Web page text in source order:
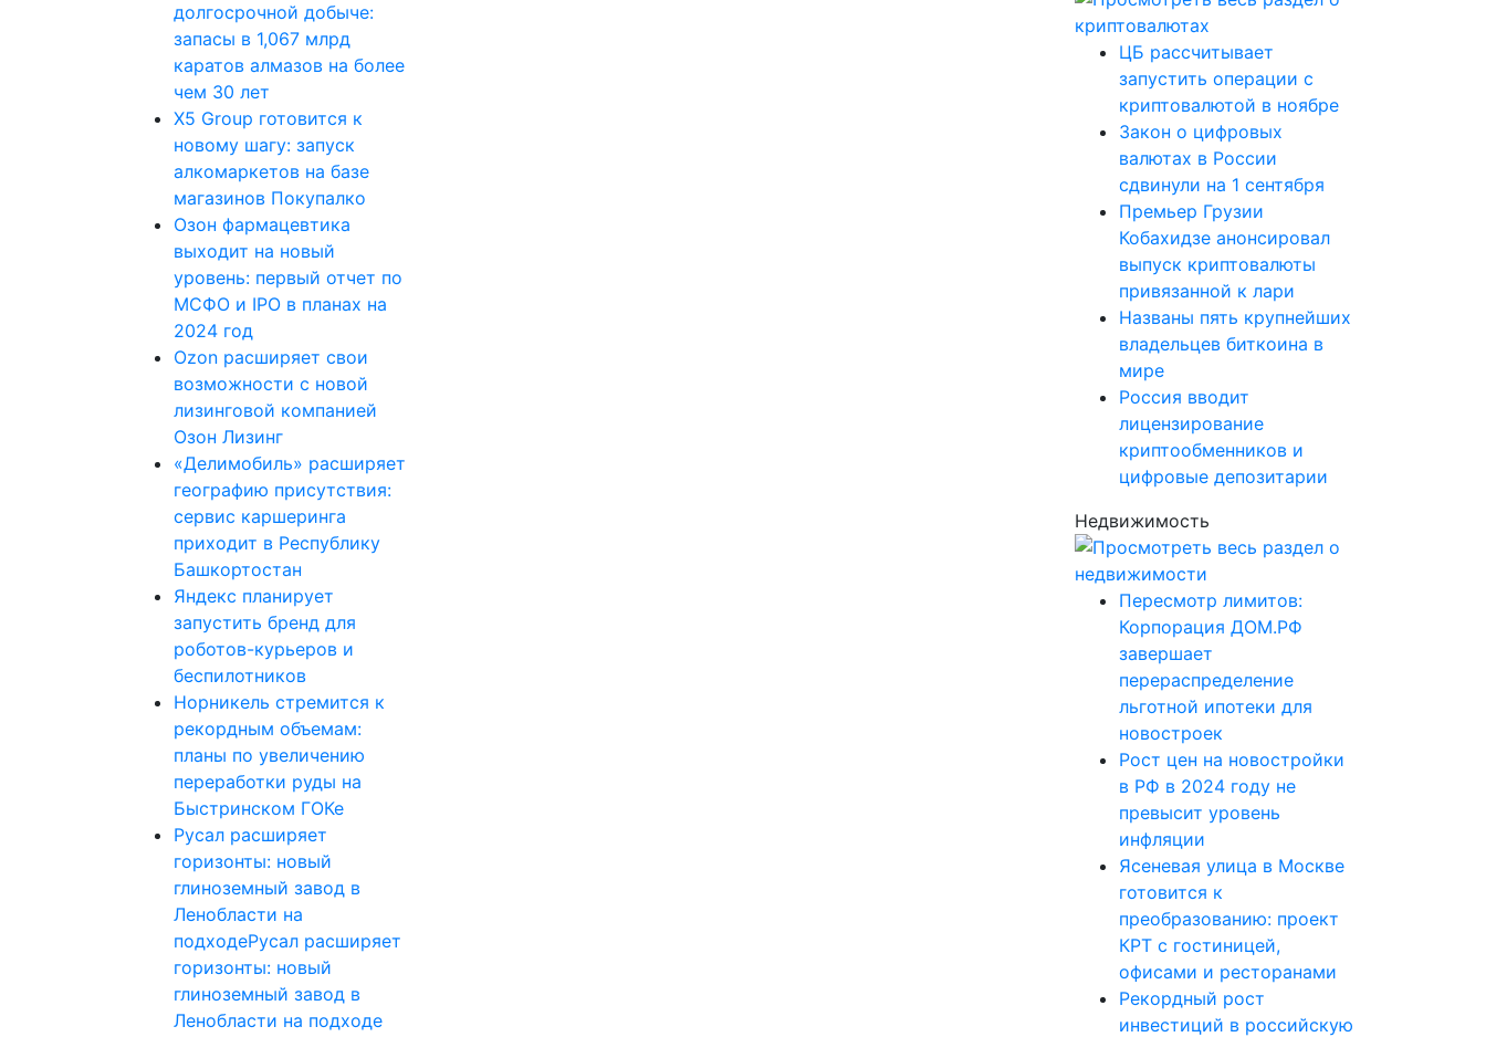
долгосрочной добыче:
запасы в 1,067 млрд
каратов алмазов на более
чем 30 лет
X5 Group готовится к
новому шагу: запуск
алкомаркетов на базе
магазинов Покупалко
Озон фармацевтика
выходит на новый
уровень: первый отчет по
МСФО и IPO в планах на
2024 год
Ozon расширяет свои
возможности с новой
лизинговой компанией
Озон Лизинг
«Делимобиль» расширяет
географию присутствия:
сервис каршеринга
приходит в Республику
Башкортостан
Яндекс планирует
запустить бренд для
роботов-курьеров и
беспилотников
Норникель стремится к
рекордным объемам:
планы по увеличению
переработки руды на
Быстринском ГОКе
Русал расширяет
горизонты: новый
глиноземный завод в
Ленобласти на
подходеРусал расширяет
горизонты: новый
глиноземный завод в
Ленобласти на подходе
ЦБ рассчитывает
запустить операции с
криптовалютой в ноябре
Закон о цифровых
валютах в России
сдвинули на 1 сентября
Премьер Грузии
Кобахидзе анонсировал
выпуск криптовалюты
привязанной к лари
Названы пять крупнейших
владельцев биткоина в
мире
Россия вводит
лицензирование
криптообменников и
цифровые депозитарии
Недвижимость
Пересмотр лимитов:
Корпорация ДОМ.РФ
завершает
перераспределение
льготной ипотеки для
новостроек
Рост цен на новостройки
в РФ в 2024 году не
превысит уровень
инфляции
Ясеневая улица в Москве
готовится к
преобразованию: проект
КРТ с гостиницей,
офисами и ресторанами
Рекордный рост
инвестиций в российскую